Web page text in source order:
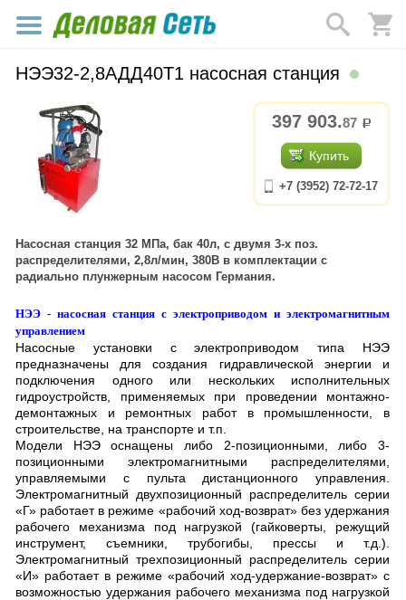
НЭЭ32-2,8АДД40Т1 насосная станция
397 903.87 р.
Купить
+7 (3952) 72-72-17
Насосная станция 32 МПа, бак 40л, с двумя 3-х поз.
распределителями, 2,8л/мин, 380В в комплектации с
радиально плунжерным насосом Германия.
НЭЭ - насосная станция с электроприводом и электромагнитным
управлением
Насосные установки с электроприводом типа НЭЭ
предназначены для создания гидравлической энергии и
подключения одного или нескольких исполнительных
гидроустройств, применяемых при проведении монтажно-
демонтажных и ремонтных работ в промышленности, в
строительстве, на транспорте и т.п.
Модели НЭЭ оснащены либо 2-позиционными, либо 3-
позиционными электромагнитными распределителями,
управляемыми с пульта дистанционного управления.
Электромагнитный двухпозиционный распределитель серии
«Г» работает в режиме «рабочий ход-возврат» без удержания
рабочего механизма под нагрузкой (гайковерты, режущий
инструмент, съемники, трубогибы, прессы и т.д.).
Электромагнитный трехпозиционный распределитель серии
«И» работает в режиме «рабочий ход-удержание-возврат» с
возможностью удержания рабочего механизма под нагрузкой